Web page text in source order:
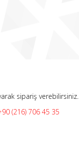
sipariş verebilirsiniz.
(216) 706 45 35